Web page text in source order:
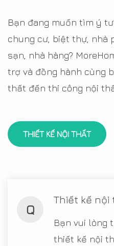
Bạn đang muốn tìm ý
chung cư, biệt thự, nhà
sạn, nhà hàng?
trợ và đồng hành cùng
thất đến thi công nội
THIẾT KẾ NỘI THẤT
Q
Thiết kế
Bạn vui lòng
thiết kế nội